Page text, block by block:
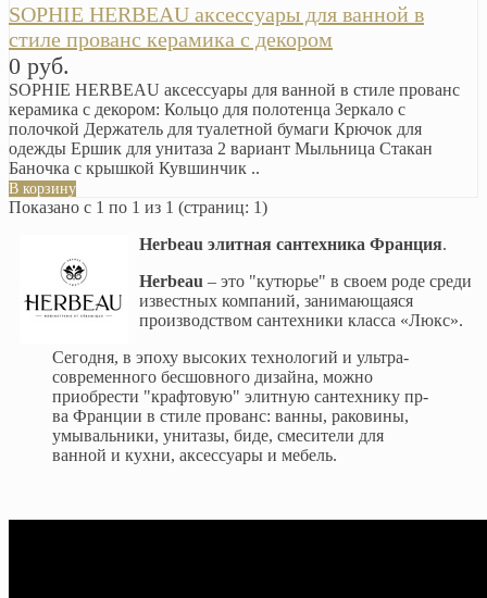
SOPHIE HERBEAU аксессуары для ванной в
стиле прованс керамика с декором
0 руб.
SOPHIE HERBEAU аксессуары для ванной в стиле прованс
керамика с декором: Кольцо для полотенца Зеркало с
полочкой Держатель для туалетной бумаги Крючок для
одежды Ершик для унитаза 2 вариант Мыльница Стакан
Баночка с крышкой Кувшинчик ..
В корзину
Показано с 1 по 1 из 1 (страниц: 1)
Herbeau элитная сантехника Франция.
Herbeau – это "кутюрье" в своем роде среди
известных компаний, занимающаяся
производством сантехники класса «Люкс».
Сегодня, в эпоху высоких технологий и ультра-
современного бесшовного дизайна, можно
приобрести "крафтовую" элитную сантехнику пр-
ва Франции в стиле прованс: ванны, раковины,
умывальники, унитазы, биде, смесители для
ванной и кухни, аксессуары и мебель.